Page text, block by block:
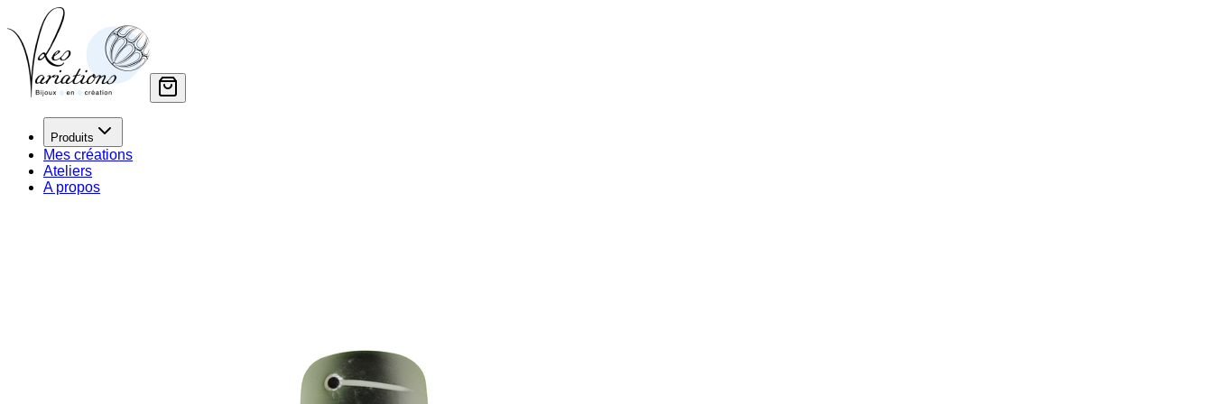
Produits
Mes créations
Ateliers
A propos